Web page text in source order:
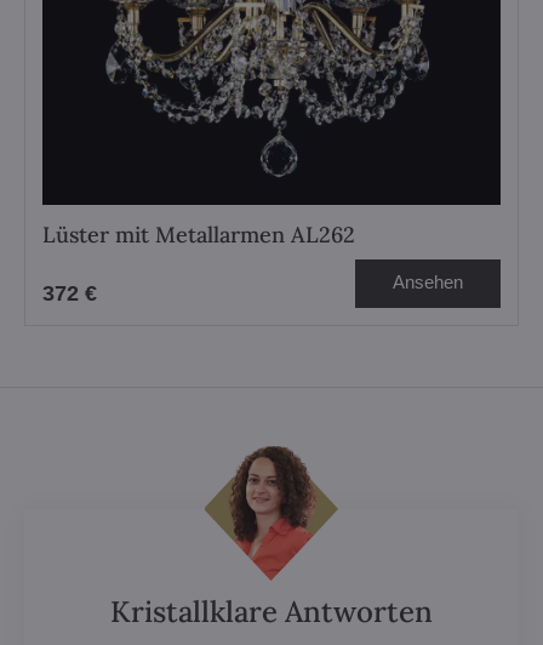
Lüster mit Metallarmen AL262
372 € Ansehen
Kristallklare Antworten